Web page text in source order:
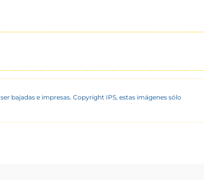
bajadas e impresas. Copyright IPS, estas imágenes sólo